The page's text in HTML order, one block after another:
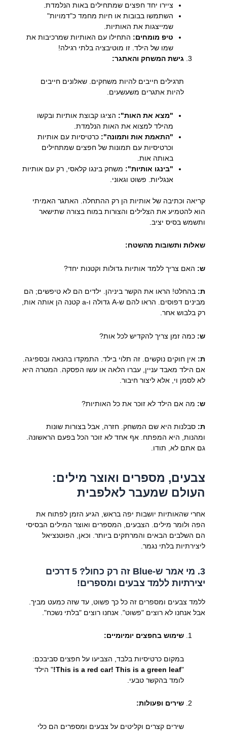
ציירו יחד חפצים שמתחילים באות הנלמדת.
השתמשו בבובות או חיות מחמד כ"דמויות"
שמייצגות את האותיות.
טיפ מומחים: התחילו עם האותיות שמרכיבות את
שמו של הילד. זו מוטיבציה בלתי רגילה!
גישת המשחק והאתגר:
תרגילים חייבים להיות משחקים. שאלונים חייבים
להיות אתגרים משעשעים.
"מצא את האות": הציגו קבוצת אותיות ובקשו
מהילד למצוא את האות הנלמדת.
"התאמת אות ותמונה": כרטיסיות עם אותיות
וכרטיסיות עם תמונות של חפצים שמתחילים
באותה אות.
"בינגו אותיות": משחק בינגו קלאסי, רק עם אותיות
אנגליות. פשוט וגאוני.
קריאה וכתיבה של אותיות הן רק ההתחלה. האתגר האמיתי
הוא להטמיע את הצלילים והצורות במוח בצורה שתישאר
ותשמש בסיס יציב.
שאלות ותשובות מהשטח:
ש: האם צריך ללמד אותיות גדולות וקטנות יחד?
ת: בהחלט! הראו את הקשר ביניהן. ילדים הם לא טיפשים; הם
מבינים דפוסים. הראו להם ש-A גדולה ו-a קטנה הן אותה אות,
רק בלבוש אחר.
ש: כמה זמן צריך להקדיש לכל אות?
ת: אין חוקים נוקשים. זה תלוי בילד. התמקדו בהנאה ובספיגה.
אם הילד מאבד עניין, עברו הלאה או עשו הפסקה. המטרה היא
לא לסמן וי, אלא ליצור חיבור.
ש: מה אם הילד לא זוכר את כל האותיות?
ת: סבלנות היא שם המשחק. חזרה, אבל בצורות שונות
ומהנות, היא המפתח. אף אחד לא זוכר הכל בפעם הראשונה.
גם אתם לא, תודו.
צבעים, מספרים ואוצר מילים:
העולם שמעבר לאלפבית
אחרי שהאותיות יושבות יפה בראש, הגיע הזמן לפתוח את
הפה ולומר מילים. הצבעים, המספרים ואוצר המילים הבסיסי
הם השלבים הבאים והמרתקים ביותר. וכאן, הפוטנציאל
ליצירתיות בלתי נגמר.
3. מי אמר ש-Blue זה רק כחול? 5 דרכים
יצירתיות ללמד צבעים ומספרים!
ללמד צבעים ומספרים זה כל כך פשוט, עד שזה כמעט מביך.
אבל אנחנו לא רוצים "פשוט". אנחנו רוצים "בלתי נשכח".
שימוש בחפצים יומיומיים:
במקום כרטיסיות בלבד, הצביעו על חפצים סביבכם:
"
This is a red car! This is a green leaf! " הילד
לומד בהקשר טבעי.
שירים ופעולות:
שירים קצרים וקליטים על צבעים ומספרים הם כלי